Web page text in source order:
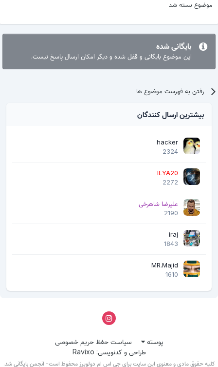
موضوع بسته شد
بایگانی شده
این موضوع بایگانی و قفل شده و دیگر امکان ارسال پاسخ نیست.
رفتن به فهرست موضوع ها
بیشترین ارسال کنندگان
hacker
2324
ILYA20
2272
علیرضا شاهرخی
2190
iraj
1843
MR.Majid
1610
پوسته
سیاست حفظ حریم خصوصی
طراحی و کدنویسی: Ravixo
حقوق مادی و معنوی این سایت برای جی اس ام دولوپرز محفوظ است- انجمن بایگانی شد.